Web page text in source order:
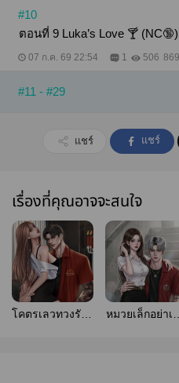
#10
ตอนที่ 9 Luka’s Love 🍸 (NC🔞)
07 ก.ค. 69 22:54 1 506
#11 - #29
แชร์ แชร์
เรื่องที่คุณอาจจะสนใจ
โคตรเลวทวงรัก||
หมวยเล็กอย่าเด็